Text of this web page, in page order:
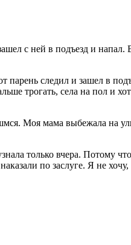
с ней в подъезд и
следил и зашел в
трогать, села на пол и
Моя мама выбежала на
только вчера. Потому
по заслуге. Я не